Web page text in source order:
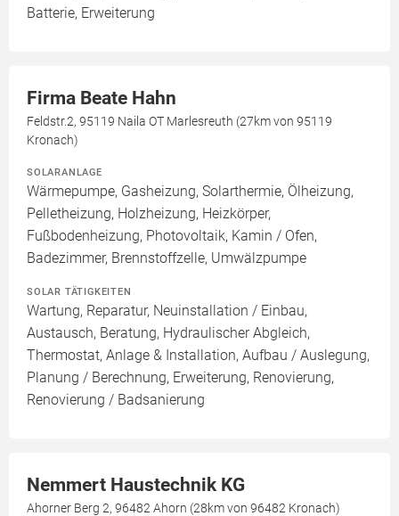
Batterie, Erweiterung
Firma Beate Hahn
Feldstr.2, 95119 Naila OT Marlesreuth (27km von 95119
Kronach)
SOLARANLAGE
Wärmepumpe, Gasheizung, Solarthermie, Ölheizung,
Pelletheizung, Holzheizung, Heizkörper,
Fußbodenheizung, Photovoltaik, Kamin / Ofen,
Badezimmer, Brennstoffzelle, Umwälzpumpe
SOLAR TÄTIGKEITEN
Wartung, Reparatur, Neuinstallation / Einbau,
Austausch, Beratung, Hydraulischer Abgleich,
Thermostat, Anlage & Installation, Aufbau / Auslegung,
Planung / Berechnung, Erweiterung, Renovierung,
Renovierung / Badsanierung
Nemmert Haustechnik KG
Ahorner Berg 2, 96482 Ahorn (28km von 96482 Kronach)